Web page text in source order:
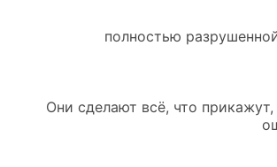
полностью
Они сделают всё, что